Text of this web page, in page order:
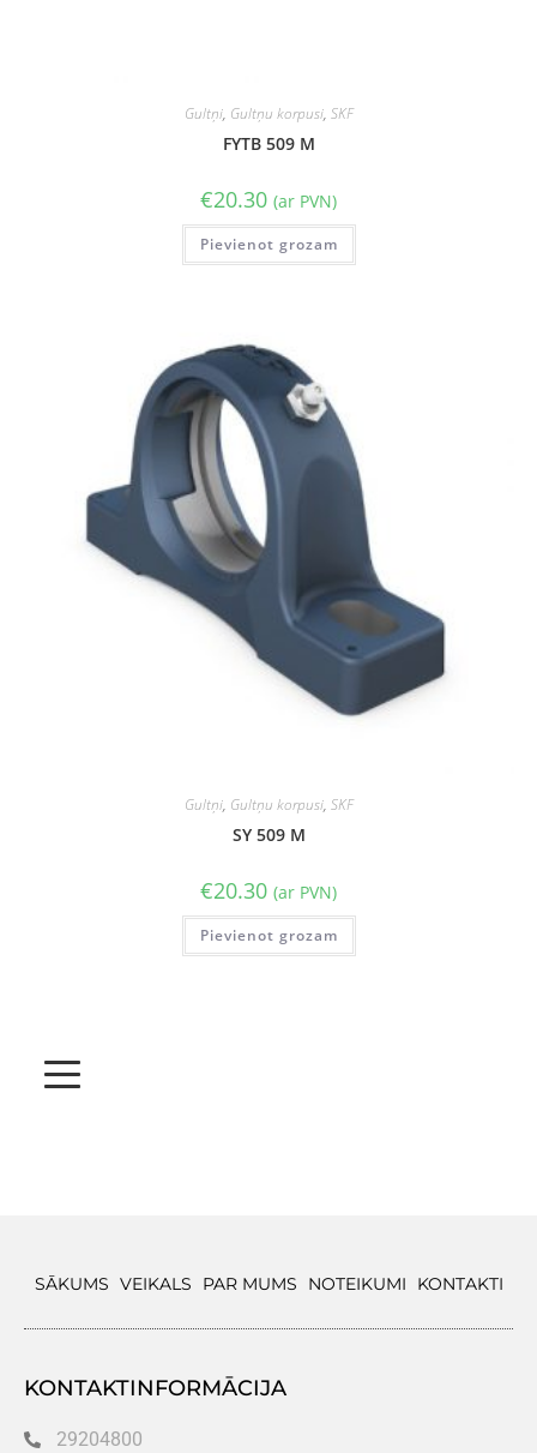
Gultņi, Gultņu korpusi, SKF
FYTB 509 M
€20.30 (ar PVN)
Pievienot grozam
Gultņi, Gultņu korpusi, SKF
SY 509 M
€20.30 (ar PVN)
Pievienot grozam
SĀKUMS VEIKALS PAR MUMS NOTEIKUMI KONTAKTI
KONTAKTINFORMĀCIJA
29204800